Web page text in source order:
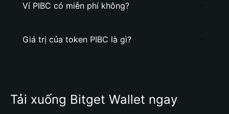
Ví PIBC có miễn phí không?
Giá trị của token PIBC là gì?
Tải xuống Bitget Wallet ngay